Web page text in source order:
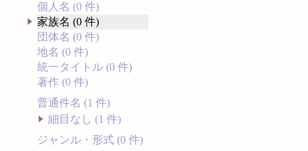
個人名 (0 件)
家族名 (0 件)
団体名 (0 件)
地名 (0 件)
統一タイトル (0 件)
著作 (0 件)
普通件名 (1 件)
細目なし (1 件)
ジャンル・形式 (0 件)